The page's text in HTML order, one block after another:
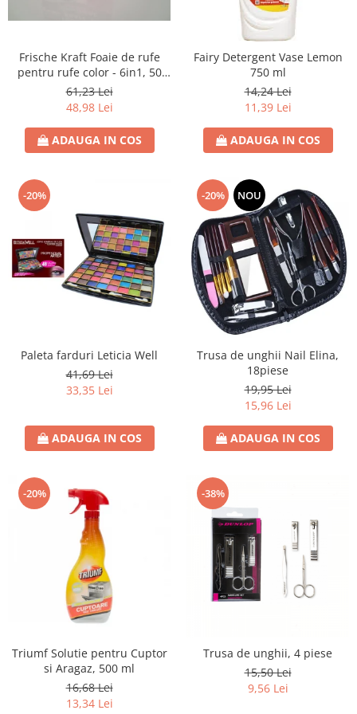
Frische Kraft Foaie de rufe
pentru rufe color - 6in1, 50
foite
61,23 Lei
48,98 Lei
ADAUGA IN COS
Fairy Detergent Vase Lemon
750 ml
14,24 Lei
11,39 Lei
ADAUGA IN COS
-20%
Paleta farduri Leticia Well
41,69 Lei
33,35 Lei
ADAUGA IN COS
-20% NOU
Trusa de unghii Nail Elina,
18piese
19,95 Lei
15,96 Lei
ADAUGA IN COS
-20%
Triumf Solutie pentru Cuptor
si Aragaz, 500 ml
16,68 Lei
13,34 Lei
-38%
Trusa de unghii, 4 piese
15,50 Lei
9,56 Lei